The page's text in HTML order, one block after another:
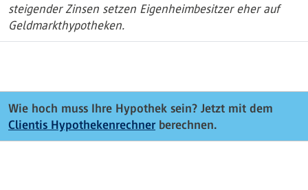
steigender Zinsen setzen Eigenheimbesitzer eher auf
Geldmarkthypotheken.
Wie hoch muss Ihre Hypothek sein? Jetzt mit dem
Clientis Hypothekenrechnerberechnen.